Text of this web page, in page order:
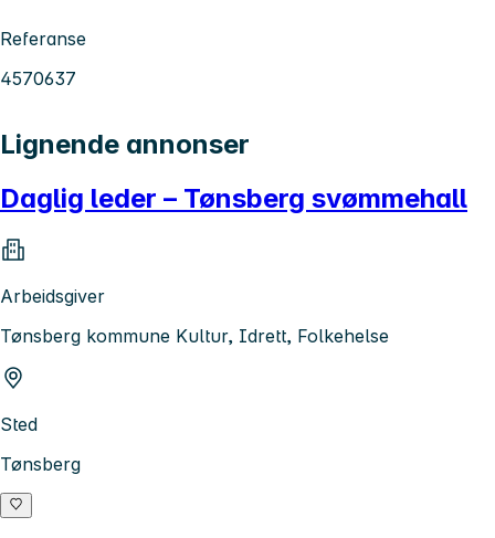
Referanse
4570637
Lignende annonser
Daglig leder – Tønsberg svømmehall
Arbeidsgiver
Tønsberg kommune Kultur, Idrett, Folkehelse
Sted
Tønsberg